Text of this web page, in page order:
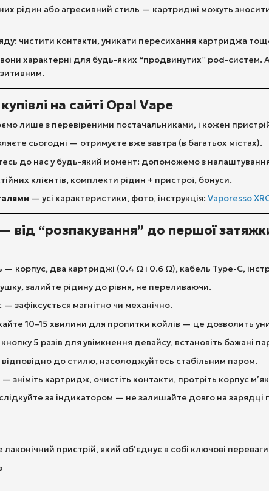
рідин або агресивний стиль — картриджі можуть
чистити контакти, уникати пересихання картриджа
характерні для будь-яких “продвинутих” pod-систем.
на сайті Opal Vape
лише з перевіреними постачальниками, і кожен
сьогодні — отримуєте вже завтра (в багатьох містах).
до нас у будь-який момент: допоможемо з
клієнтів, комплекти рідин + пристрої, бонуси.
— усі характеристики, фото, інструкція: Vaporesso
від “розпакування” до першої
— корпус, два картриджі (0.4 Ω і 0.6 Ω), кабель Type-C,
залийте рідину до рівня, не переливаючи.
зафіксується магнітно чи механічно.
10–15 хвилини для пропитки койлів — це дозволить
кнопку 5 разів для увімкнення девайсу, встановіть бажані
відповідно до стилю, насолоджуйтесь стабільним паром.
зніміть картридж, очистіть контакти, протріть корпус
за індикатором — не залишайте довго на зарядці
пристрій, який об’єднує в собі ключові